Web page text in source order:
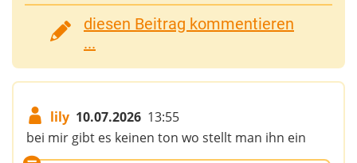
diesen Beitrag kommentieren
...
lily 10.07.2026 13:55
bei mir gibt es keinen ton wo stellt man ihn ein